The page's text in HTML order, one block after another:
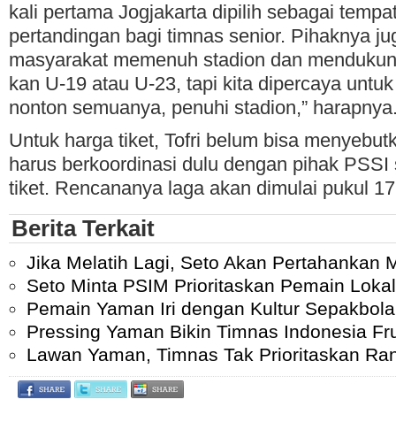
kali pertama Jogjakarta dipilih sebagai
pertandingan bagi timnas senior. Pihaknya
masyarakat memenuh stadion dan
kan U-19 atau U-23, tapi kita dipercaya
nonton semuanya, penuhi stadion,”
Untuk harga tiket, Tofri belum bisa
harus berkoordinasi dulu dengan pihak
tiket. Rencananya laga akan dimulai pukul
Berita Terkait
Jika Melatih Lagi, Seto Akan Pertahankan
Seto Minta PSIM Prioritaskan Pemain
Pemain Yaman Iri dengan Kultur
Pressing Yaman Bikin Timnas Indonesia
Lawan Yaman, Timnas Tak Prioritaskan